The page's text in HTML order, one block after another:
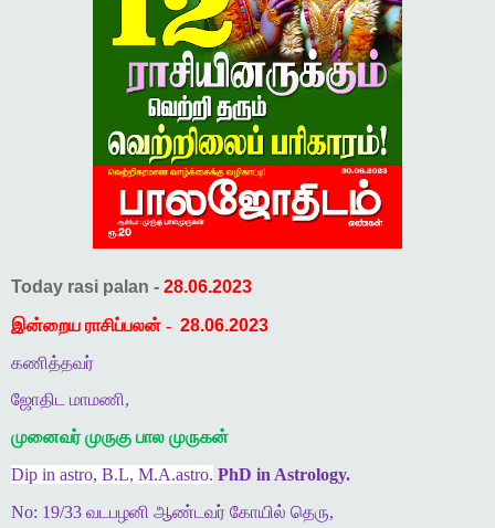
Today rasi palan - 28.06.2023
இன்றைய ராசிப்பலன் - 28.06.2023
கணித்தவர்
ஜோதிட மாமணி,
முனைவர் முருகு பால முருகன்
Dip in astro, B.L, M.A.astro. PhD in Astrology.
No: 19/33 வடபழனி ஆண்டவர் கோயில் தெரு,